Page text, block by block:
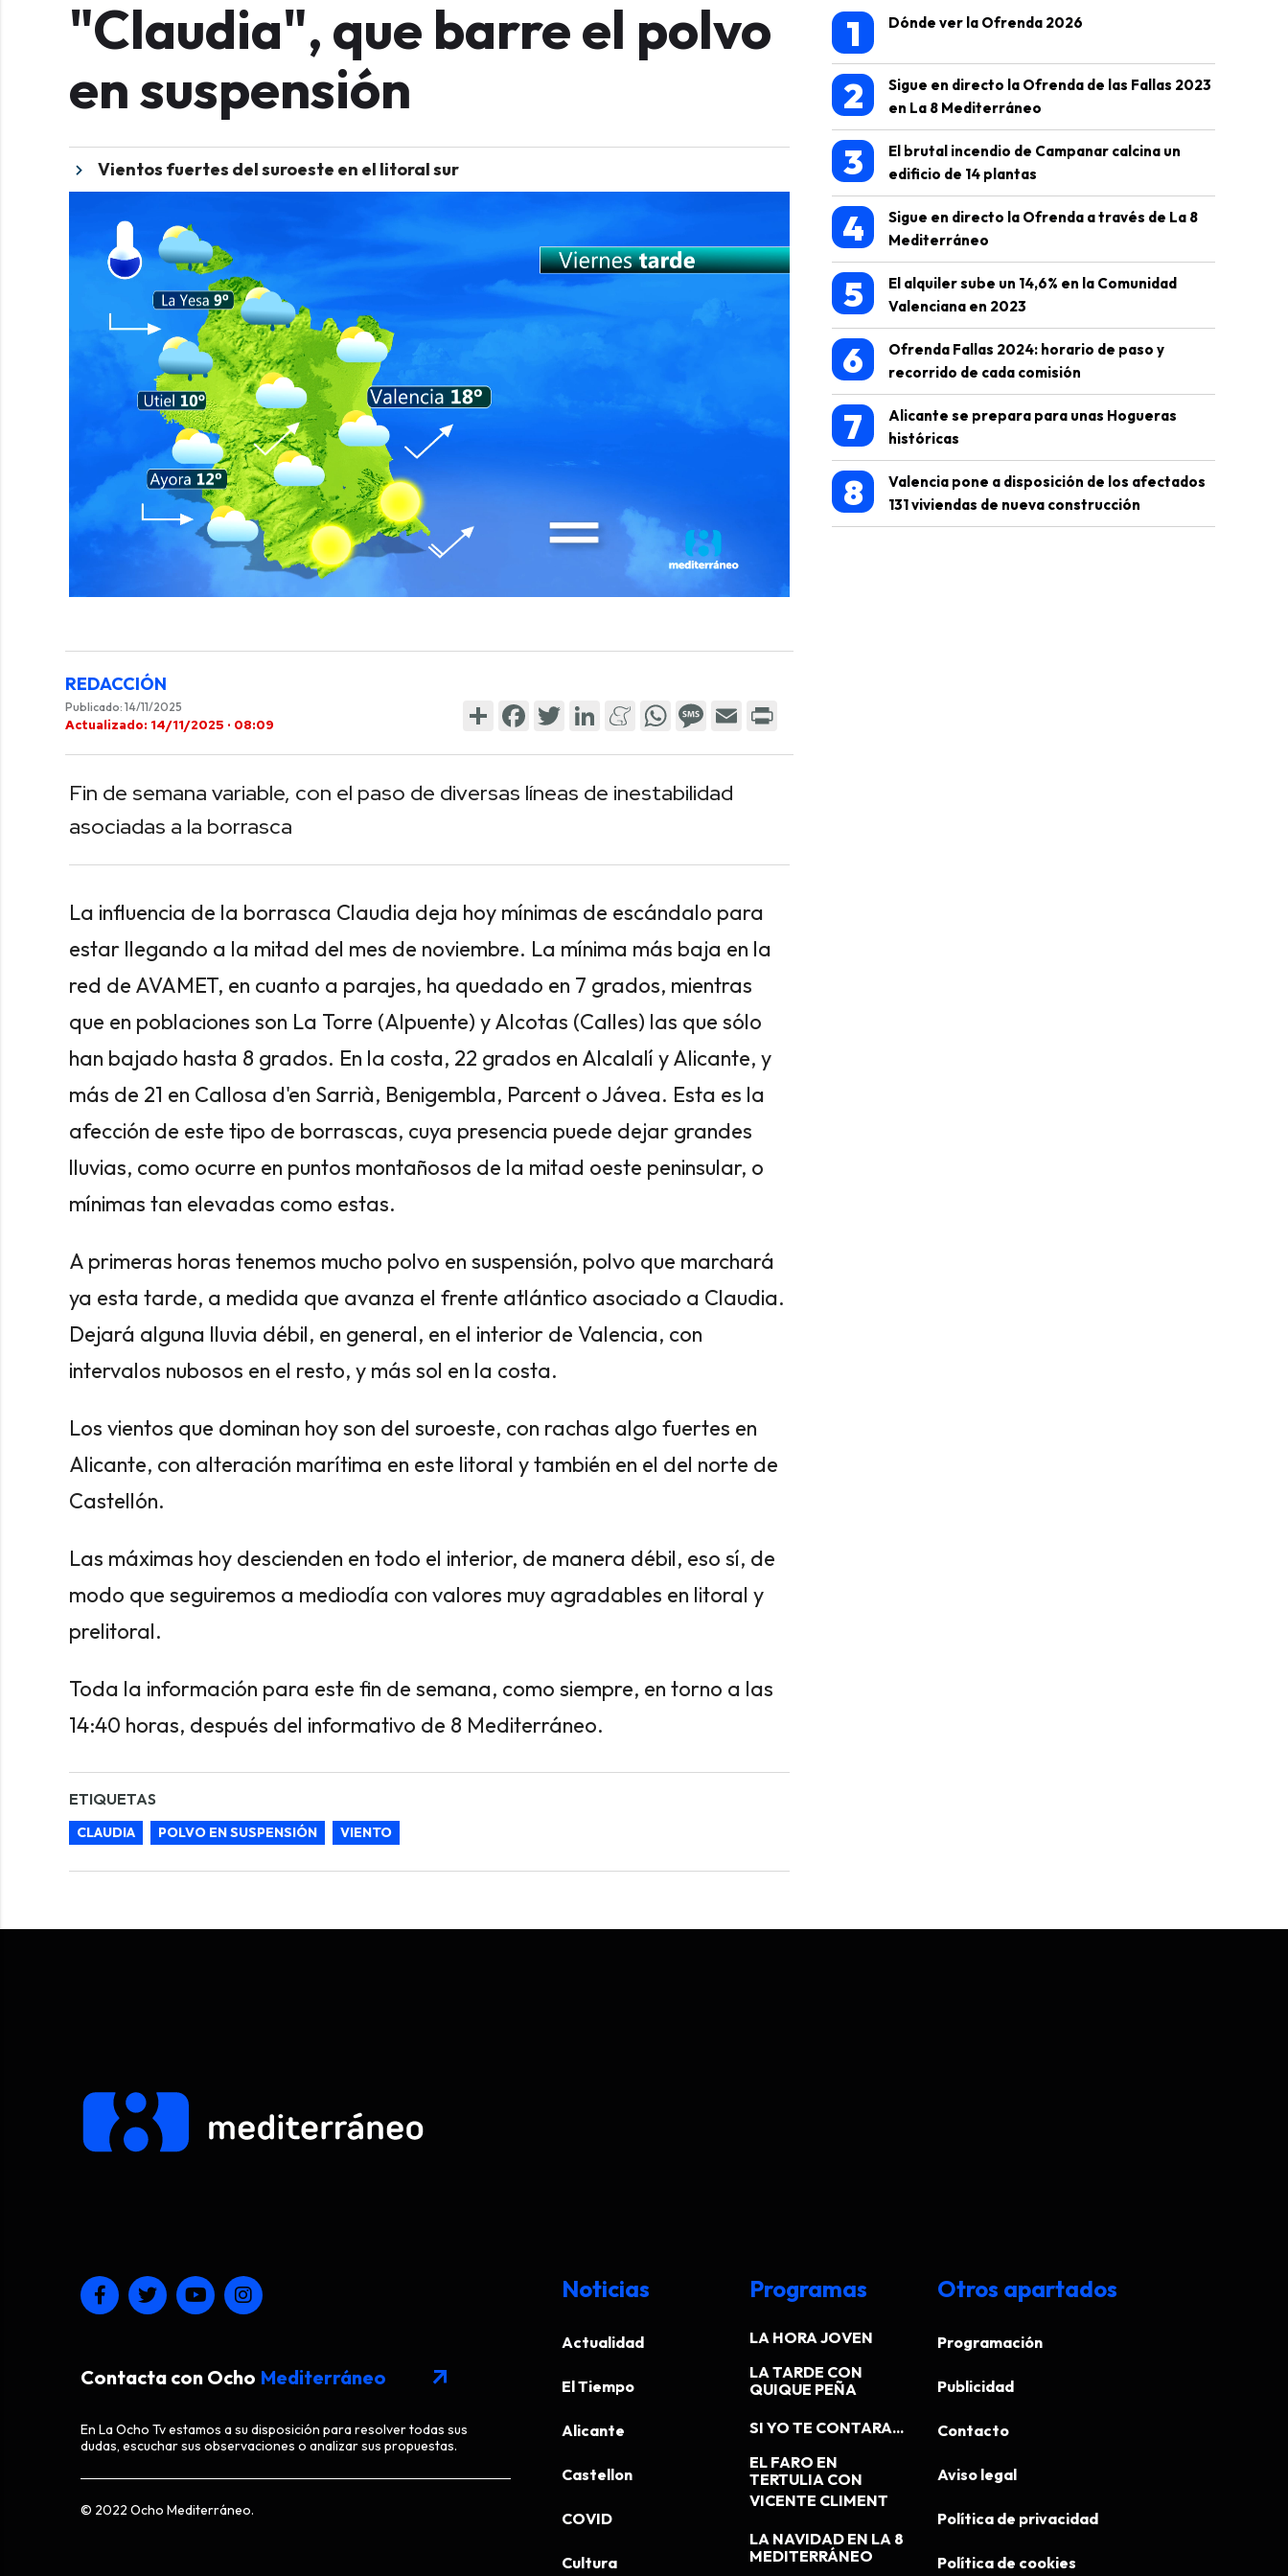
"Claudia", que barre el polvo
en suspensión
Vientos fuertes del suroeste en el litoral sur
0
secondsVolume
REDACCIÓN
Publicado: 14/11/2025
Actualizado: 14/11/2025 · 08:09
ShareFacebook
TwitterLinkedInMeneame
WhatsApp
Message
Email
Fin de semana variable, con el paso de diversas líneas de inestabilidad
asociadas a la borrasca
La influencia de la borrasca Claudia deja hoy mínimas de escándalo para
estar llegando a la mitad del mes de noviembre. La mínima más baja en la
red de AVAMET, en cuanto a parajes, ha quedado en 7 grados, mientras
que en poblaciones son La Torre (Alpuente) y Alcotas (Calles) las que sólo
han bajado hasta 8 grados. En la costa, 22 grados en Alcalalí y Alicante, y
más de 21 en Callosa d'en Sarrià, Benigembla, Parcent o Jávea. Esta es la
afección de este tipo de borrascas, cuya presencia puede dejar grandes
lluvias, como ocurre en puntos montañosos de la mitad oeste peninsular, o
mínimas tan elevadas como estas.
A primeras horas tenemos mucho polvo en suspensión, polvo que marchará
ya esta tarde, a medida que avanza el frente atlántico asociado a Claudia.
Dejará alguna lluvia débil, en general, en el interior de Valencia, con
intervalos nubosos en el resto, y más sol en la costa.
Los vientos que dominan hoy son del suroeste, con rachas algo fuertes en
Alicante, con alteración marítima en este litoral y también en el del norte de
Castellón.
Las máximas hoy descienden en todo el interior, de manera débil, eso sí, de
modo que seguiremos a mediodía con valores muy agradables en litoral y
prelitoral.
Toda la información para este fin de semana, como siempre, en torno a las
14:40 horas, después del informativo de 8 Mediterráneo.
ETIQUETAS
CLAUDIA POLVO EN SUSPENSIÓN VIENTO
1 Dónde ver la Ofrenda 2026
2
Sigue en directo la Ofrenda de las Fallas 2023
en La 8 Mediterráneo
3
El brutal incendio de Campanar calcina un
edificio de 14 plantas
4
Sigue en directo la Ofrenda a través de La 8
Mediterráneo
5
El alquiler sube un 14,6% en la Comunidad
Valenciana en 2023
6
Ofrenda Fallas 2024: horario de paso y
recorrido de cada comisión
7
Alicante se prepara para unas Hogueras
históricas
8
Valencia pone a disposición de los afectados
131 viviendas de nueva construcción
Contacta con Ocho Mediterráneo arrow_outward
En La Ocho Tv estamos a su disposición para resolver todas sus
dudas, escuchar sus observaciones o analizar sus propuestas.
© 2022 Ocho Mediterráneo.
Noticias
Actualidad
El Tiempo
Alicante
Castellon
COVID
Cultura
Programas
LA HORA JOVEN
LA TARDE CON
QUIQUE PEÑA
SI YO TE CONTARA...
EL FARO EN
TERTULIA CON
VICENTE CLIMENT
LA NAVIDAD EN LA 8
MEDITERRÁNEO
Otros apartados
Programación
Publicidad
Contacto
Aviso legal
Política de privacidad
Política de cookies